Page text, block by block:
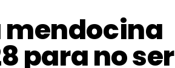
mendocina
para no ser